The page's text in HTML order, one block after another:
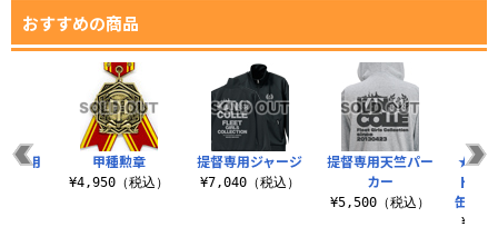
おすすめの商品
提督専用ジャージ
¥7,040（税込）
提督専用天竺パー
カー
¥5,500（税込）
★限
ドラ
缶バ
専用
甲種勲章
¥4,950（税込）